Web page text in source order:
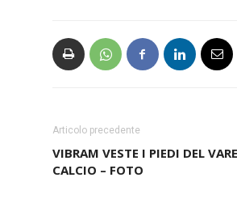
Articolo precedente
VIBRAM VESTE I PIEDI DEL
CALCIO – FOTO